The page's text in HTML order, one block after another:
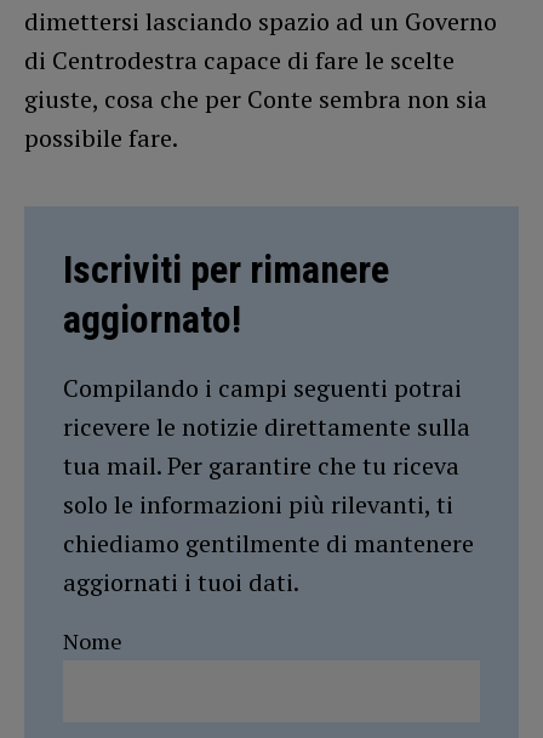
dimettersi lasciando spazio ad un Governo
di Centrodestra capace di fare le scelte
giuste, cosa che per Conte sembra non sia
possibile fare.
Iscriviti per rimanere
aggiornato!
Compilando i campi seguenti potrai
ricevere le notizie direttamente sulla
tua mail. Per garantire che tu riceva
solo le informazioni più rilevanti, ti
chiediamo gentilmente di mantenere
aggiornati i tuoi dati.
Nome